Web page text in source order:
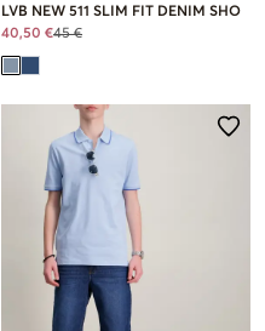
LVB NEW 511 SLIM FIT DENIM SHO
40,50 €45 €